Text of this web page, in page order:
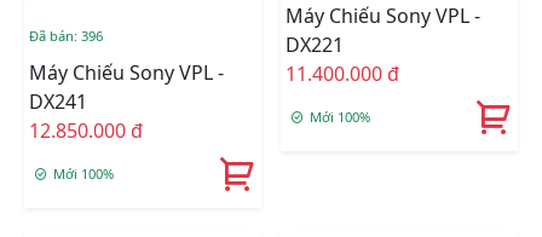
Đã bán: 396
Máy Chiếu Sony VPL -
DX241
12.850.000 đ
Mới 100%
Máy Chiếu Sony VPL -
DX221
11.400.000 đ
Mới 100%